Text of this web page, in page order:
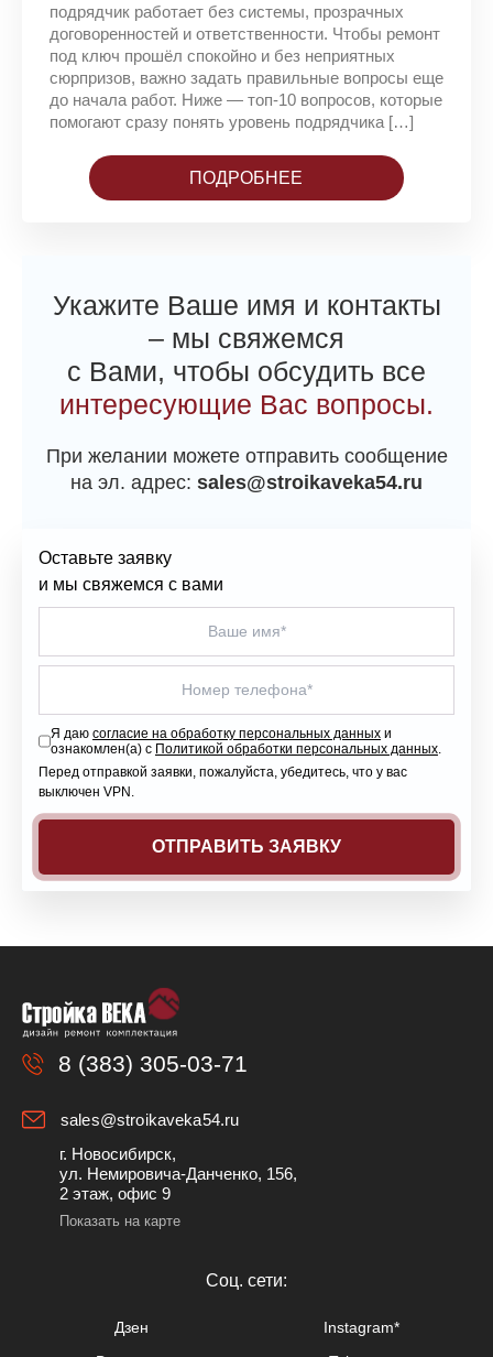
подрядчик работает без системы, прозрачных
договоренностей и ответственности. Чтобы ремонт
под ключ прошёл спокойно и без неприятных
сюрпризов, важно задать правильные вопросы еще
до начала работ. Ниже — топ-10 вопросов, которые
помогают сразу понять уровень подрядчика […]
ПОДРОБНЕЕ
Укажите Ваше имя и контакты
– мы свяжемся
с Вами, чтобы обсудить все
интересующие Вас вопросы.
При желании можете отправить сообщение
на эл. адрес: sales@stroikaveka54.ru
Оставьте заявку
и мы свяжемся с вами
Я даю согласие на обработку персональных данныхи
ознакомлен(а) с Политикой обработки персональных данных.
Перед отправкой заявки, пожалуйста, убедитесь, что у вас
выключен VPN.
8 (383) 305-03-71
sales@stroikaveka54.ru
г. Новосибирск,
ул. Немировича-Данченко, 156,
2 этаж, офис 9
Показать на карте
Cоц. сети:
Дзен
Instagram*